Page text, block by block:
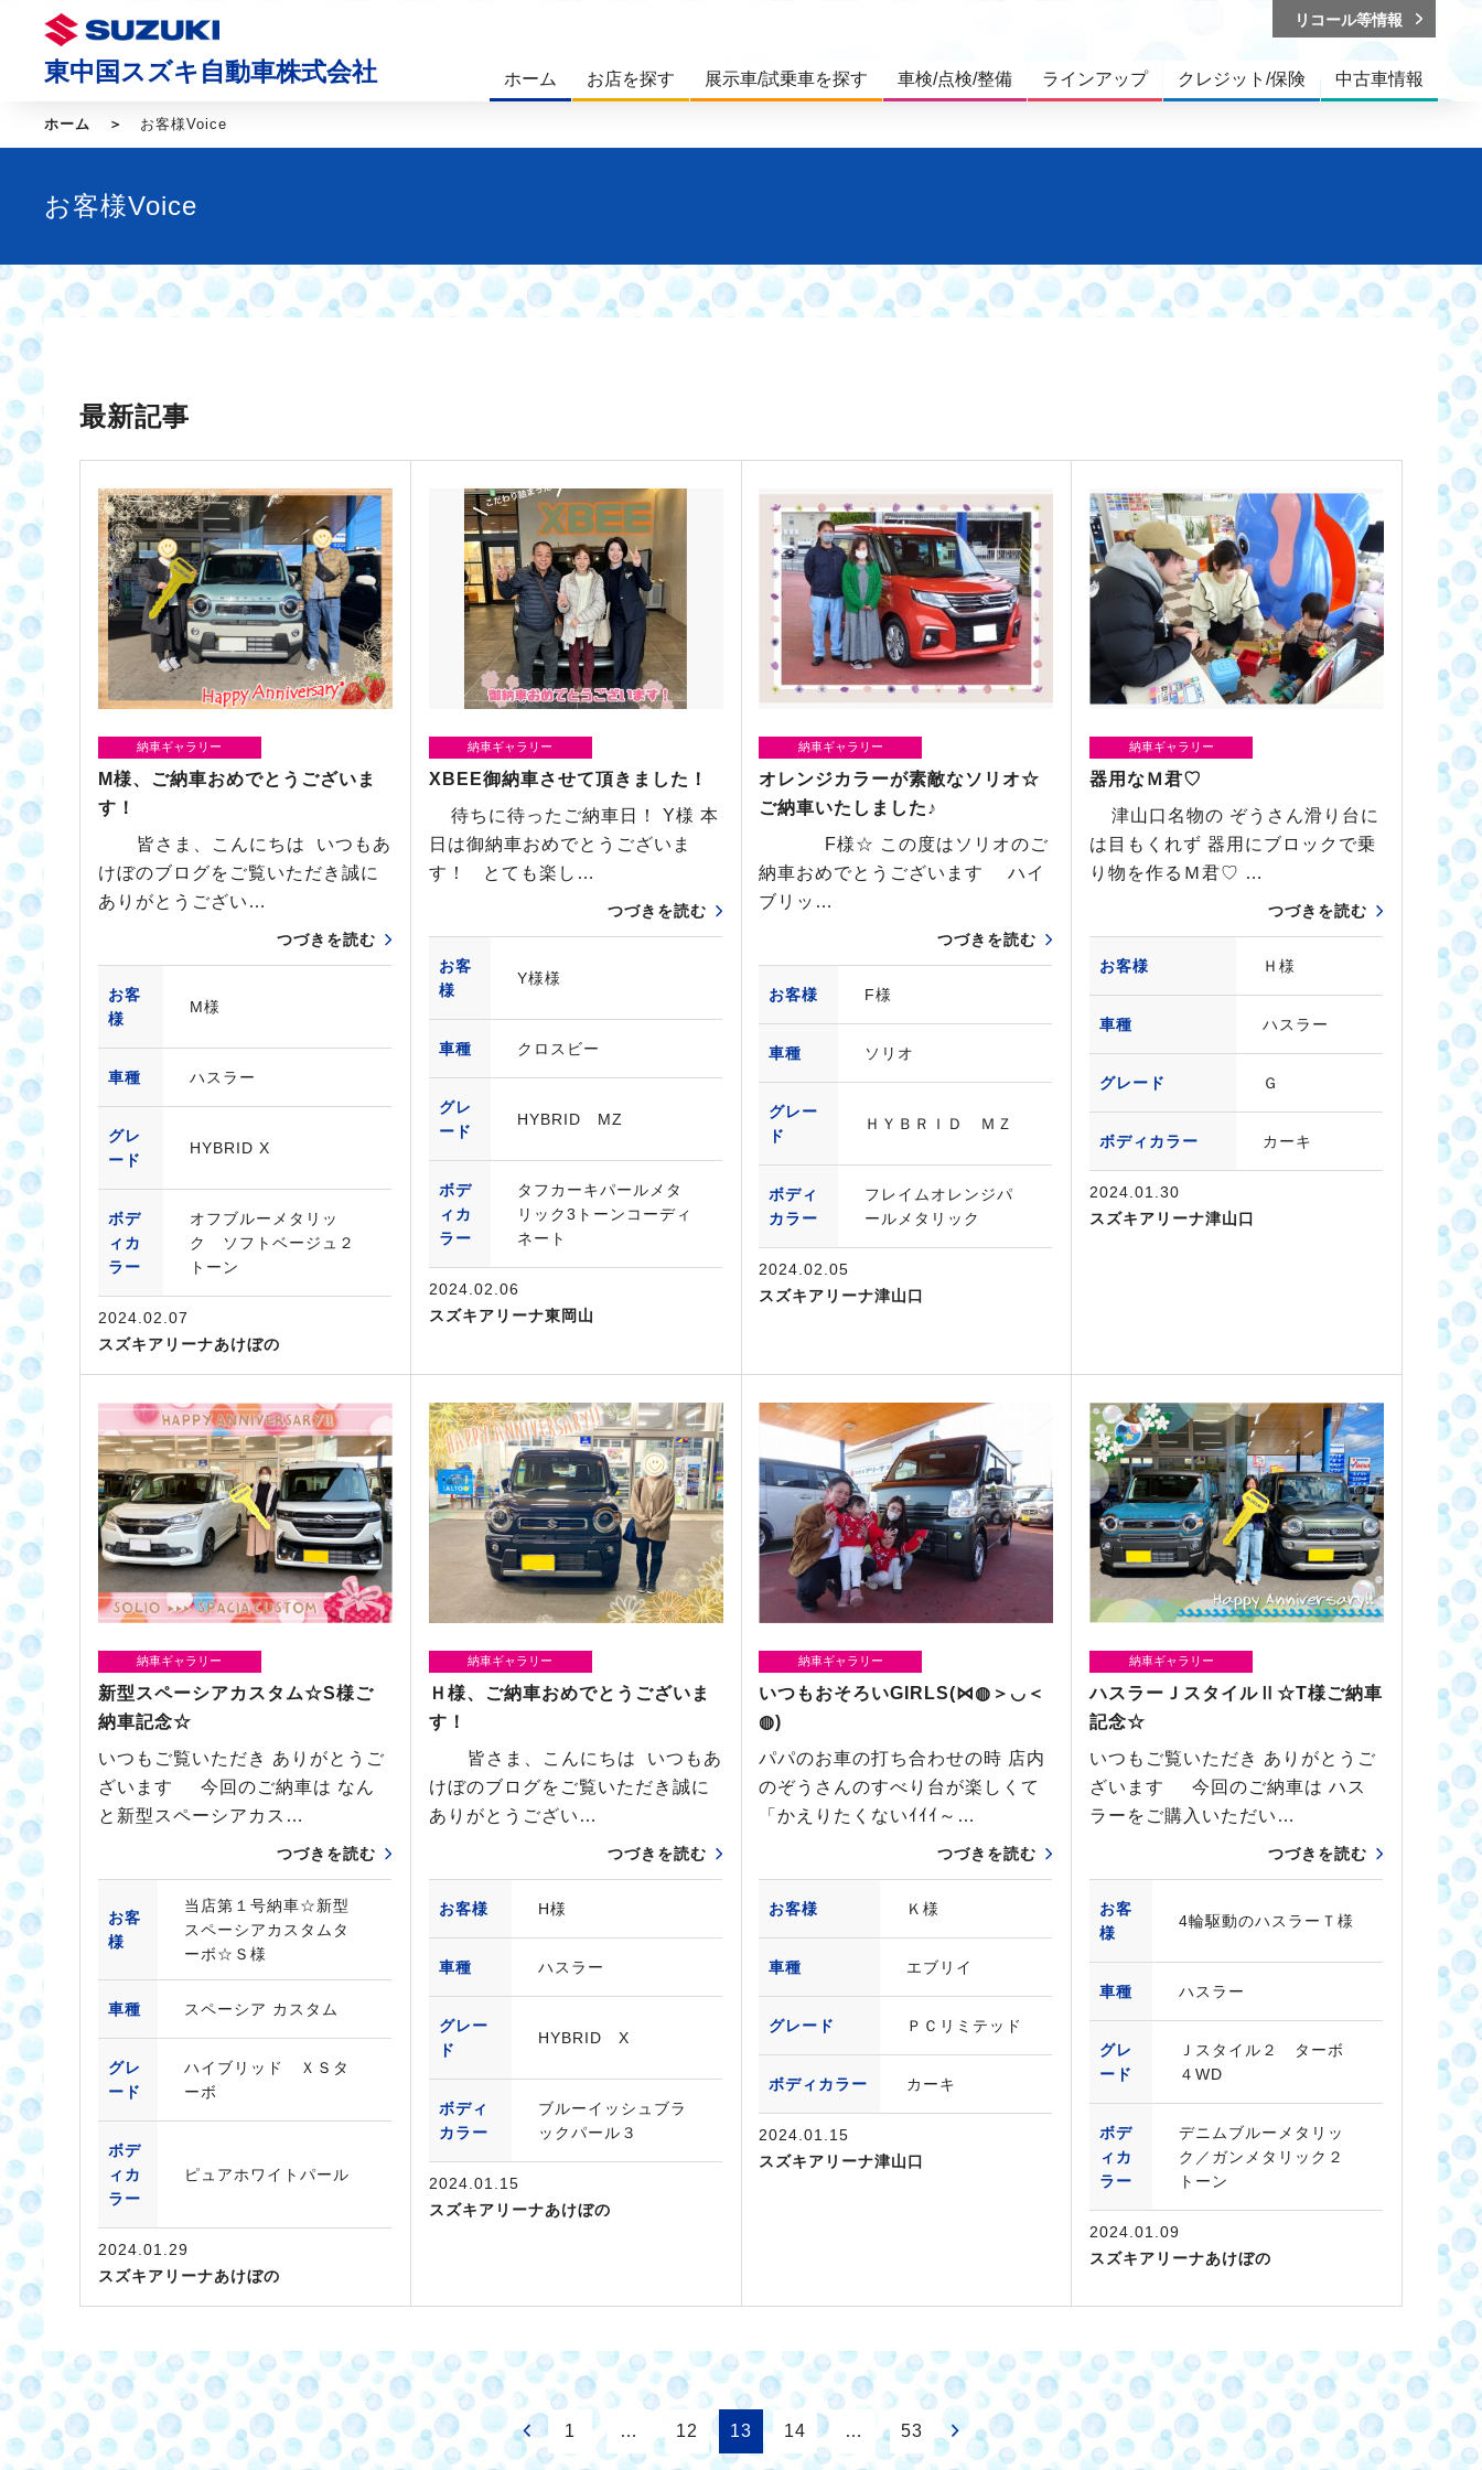
東中国スズキ自動車株式会社 ホーム お店を探す 展示車/試乗車を探す 車検/点検/整備 ラインアップ クレジット/保険 中古車情報
リコール等情報
ホーム お客様Voice
お客様Voice
最新記事
納車ギャラリー
M様、ご納車おめでとうございま
す！
皆さま、こんにちは いつもあ
けぼのブログをご覧いただき誠に
ありがとうござい…
つづきを読む
お客
様
M様
車種 ハスラー
グレ
ード
HYBRID X
ボデ
ィカ
ラー
オフブルーメタリッ
ク ソフトベージュ２
トーン
2024.02.07
スズキアリーナあけぼの
納車ギャラリー
XBEE御納車させて頂きました！
待ちに待ったご納車日！ Y様 本
日は御納車おめでとうございま
す！ とても楽し…
つづきを読む
お客
様
Y様様
車種 クロスビー
グレ
ード
HYBRID MZ
ボデ
ィカ
ラー
タフカーキパールメタ
リック3トーンコーディ
ネート
2024.02.06
スズキアリーナ東岡山
納車ギャラリー
オレンジカラーが素敵なソリオ☆
ご納車いたしました♪
F様☆ この度はソリオのご
納車おめでとうございます ハイ
ブリッ…
つづきを読む
お客様 F様
車種 ソリオ
グレー
ド
ＨＹＢＲＩＤ ＭＺ
ボディ
カラー
フレイムオレンジパ
ールメタリック
2024.02.05
スズキアリーナ津山口
納車ギャラリー
器用なＭ君♡
津山口名物の ぞうさん滑り台に
は目もくれず 器用にブロックで乗
り物を作るＭ君♡ …
つづきを読む
お客様 Ｈ様
車種 ハスラー
グレード Ｇ
ボディカラー カーキ
2024.01.30
スズキアリーナ津山口
納車ギャラリー
新型スペーシアカスタム☆S様ご
納車記念☆
いつもご覧いただき ありがとうご
ざいます 今回のご納車は なん
と新型スペーシアカス…
つづきを読む
お客
様
当店第１号納車☆新型
スペーシアカスタムタ
ーボ☆Ｓ様
車種 スペーシア カスタム
グレ
ード
ハイブリッド ＸＳタ
ーボ
ボデ
ィカ
ラー
ピュアホワイトパール
2024.01.29
スズキアリーナあけぼの
納車ギャラリー
Ｈ様、ご納車おめでとうございま
す！
皆さま、こんにちは いつもあ
けぼのブログをご覧いただき誠に
ありがとうござい…
つづきを読む
お客様 H様
車種 ハスラー
グレー
ド
HYBRID X
ボディ
カラー
ブルーイッシュブラ
ックパール３
2024.01.15
スズキアリーナあけぼの
納車ギャラリー
いつもおそろいGIRLS(⋈◍＞◡＜
◍)
パパのお車の打ち合わせの時 店内
のぞうさんのすべり台が楽しくて
「かえりたくないｲｲｲ～…
つづきを読む
お客様 Ｋ様
車種 エブリイ
グレード ＰＣリミテッド
ボディカラー カーキ
2024.01.15
スズキアリーナ津山口
納車ギャラリー
ハスラーＪスタイルⅡ☆T様ご納車
記念☆
いつもご覧いただき ありがとうご
ざいます 今回のご納車は ハス
ラーをご購入いただい…
つづきを読む
お客
様
4輪駆動のハスラーＴ様
車種 ハスラー
グレ
ード
Ｊスタイル２ ターボ
４WD
ボデ
ィカ
ラー
デニムブルーメタリッ
ク／ガンメタリック２
トーン
2024.01.09
スズキアリーナあけぼの
1 … 12 13 14 … 53